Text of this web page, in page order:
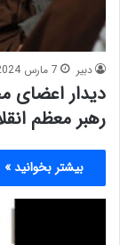
دبیر 7 مارس 2024
دیدار اعضای
رهبر معظم
بیشتر بخوانید »